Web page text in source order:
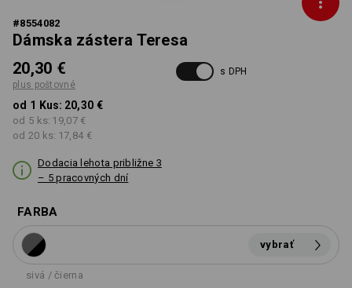
#8554082
Dámska zástera Teresa
20,30 €
plus poštovné
s DPH
od 1 Kus: 20,30 €
od 5 ks: 19,07 €
od 20 ks: 17,84 €
Dodacia lehota približne 3
– 5 pracovných dní
FARBA
vybrať
sivá / čierna